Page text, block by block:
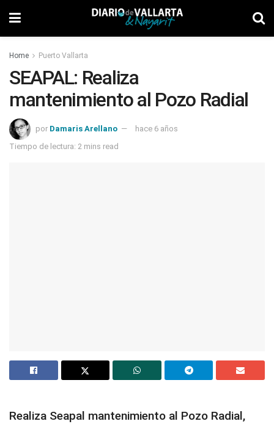
Home Puerto Vallarta
SEAPAL: Realiza
mantenimiento al Pozo Radial
por Damaris Arellano
hace 6 años
Tiempo de lectura: 2 mins read
Realiza Seapal mantenimiento al Pozo Radial,